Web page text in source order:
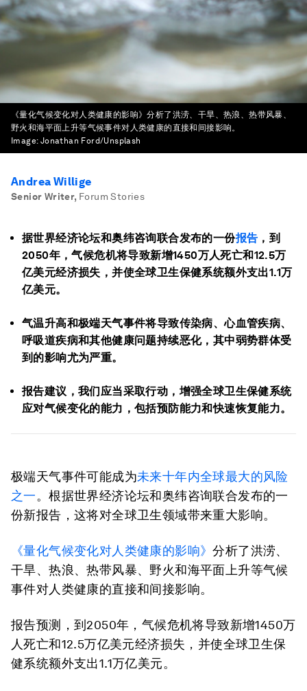
《量化气候变化对人类健康的影响》分析了洪涝、干旱、热浪、热带风暴、
野火和海平面上升等气候事件对人类健康的直接和间接影响。
Image: Jonathan Ford/Unsplash
Andrea Willige
Senior Writer, Forum Stories
据世界经济论坛和奥纬咨询联合发布的一份报告 ，到
2050年，气候危机将导致新增1450万人死亡和12.5万
亿美元经济损失，并使全球卫生保健系统额外支出1.1万
亿美元。
气温升高和极端天气事件将导致传染病、心血管疾病、
呼吸道疾病和其他健康问题持续恶化，其中弱势群体受
到的影响尤为严重。
报告建议，我们应当采取行动，增强全球卫生保健系统
应对气候变化的能力，包括预防能力和快速恢复能力。
极端天气事件可能成为未来十年内全球最大的风险
之一。根据世界经济论坛和奥纬咨询联合发布的一
份新报告，这将对全球卫生领域带来重大影响。
《量化气候变化对人类健康的影响》分析了洪涝、
干旱、热浪、热带风暴、野火和海平面上升等气候
事件对人类健康的直接和间接影响。
报告预测，到2050年，气候危机将导致新增1450万
人死亡和12.5万亿美元经济损失，并使全球卫生保
健系统额外支出1.1万亿美元。